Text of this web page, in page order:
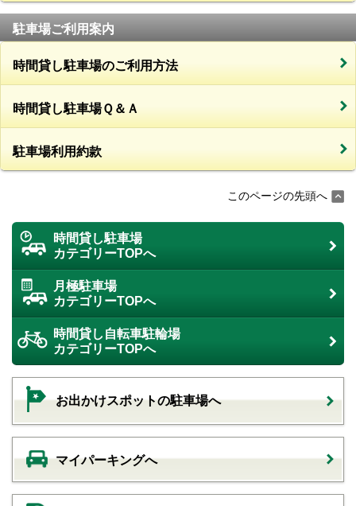
駐車場ご利用案内
時間貸し駐車場のご利用方法
時間貸し駐車場Ｑ＆Ａ
駐車場利用約款
このページの先頭へ
時間貸し駐車場
カテゴリーTOPへ
月極駐車場
カテゴリーTOPへ
時間貸し自転車駐輪場
カテゴリーTOPへ
お出かけスポットの駐車場へ
マイパーキングへ